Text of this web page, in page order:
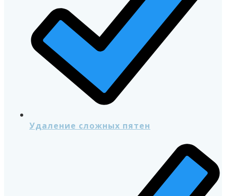
Удаление сложных пятен